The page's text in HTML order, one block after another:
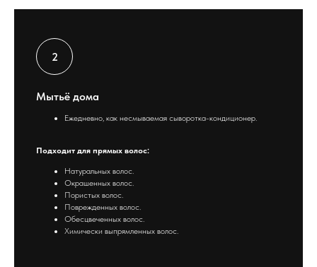
Мытьё дома
Ежедневно, как несмываемая сыворотка-кондиционер.
Подходит для прямых волос:
Натуральных волос.
Окрашенных волос.
Пористых волос.
Поврежденных волос.
Обесцвеченных волос.
Химически выпрямленных волос.